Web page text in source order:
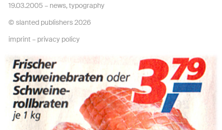
19.03.2005 – news,typography
© slanted publishers 2026
imprint – privacy policy